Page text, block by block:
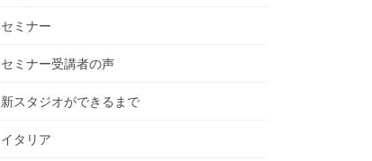
セミナー
セミナー受講者の声
新スタジオができるまで
イタリア